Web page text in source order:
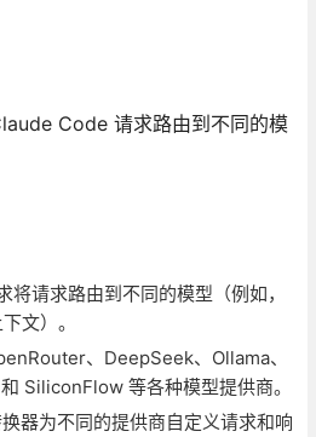
Code 请求路由到不同的模
将请求路由到不同的模型（例如，
文）。
、DeepSeek、Ollama、
SiliconFlow 等各种模型提供商。
器为不同的提供商自定义请求和响